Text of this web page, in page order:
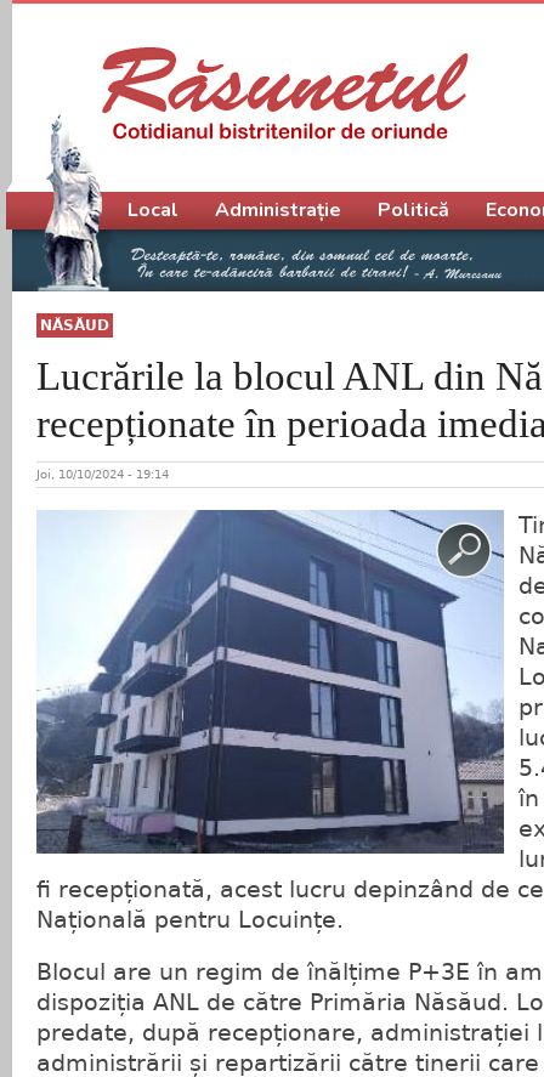
NĂSĂUD
Lucrările la blocul ANL din
recepționate în perioada
Joi, 10/10/2024 - 19:14
în
fi recepționată, acest lucru depinzând de
Națională pentru Locuințe.
Blocul are un regim de înălțime P+3E în
dispoziția ANL de către Primăria Năsăud.
predate, după recepționare, administrației
administrării și repartizării către tinerii
Meniu principal
Local Administrație Politică